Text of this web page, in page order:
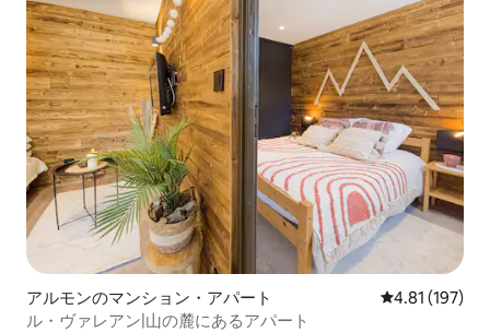
アルモンのマンション・アパート レビュー197
4.81 (197)
ル・ヴァレアン|山の麓にあるアパート